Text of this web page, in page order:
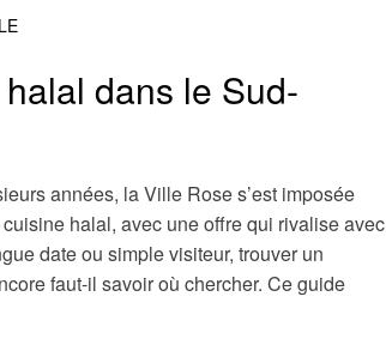
dans le Sud-
années, la Ville Rose s’est imposée
halal, avec une offre qui rivalise avec
date ou simple visiteur, trouver un
faut-il savoir où chercher. Ce guide